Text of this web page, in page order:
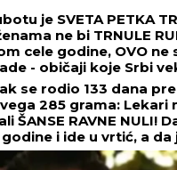
je SVETA PETKA
ne bi TRNULE
cele godine, OVO ne
- običaji koje Srbi
se rodio 133 dana
285 grama: Lekari
ŠANSE RAVNE NULI!
i ide u vrtić, a da
DAN RANIJE,